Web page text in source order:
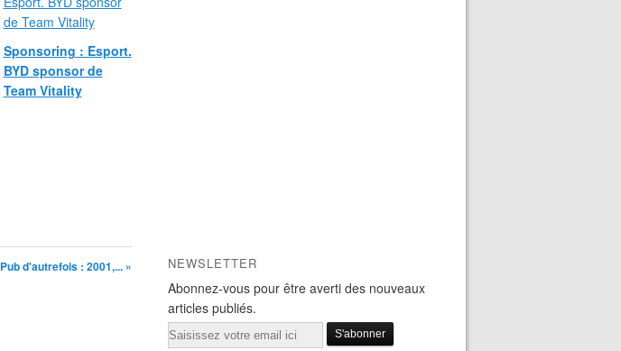
Sponsoring : Esport.
BYD sponsor de
Team Vitality
Pub d'autrefois : 2001,... » NEWSLETTER
Abonnez-vous pour être averti des nouveaux
articles publiés.
Email